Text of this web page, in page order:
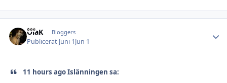
OlaK Bloggers
Publicerat Juni 1Jun 1
11 hours ago Islänningen sa: